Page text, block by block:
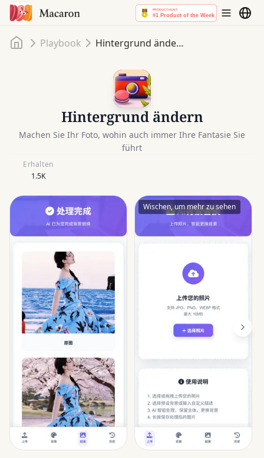
Startseite
Playbook Hintergrund ändern
Hintergrund ändern
Machen Sie Ihr Foto, wohin auch immer Ihre Fantasie Sie
führt
Erhalten
1.5K
Wischen, um mehr zu sehen